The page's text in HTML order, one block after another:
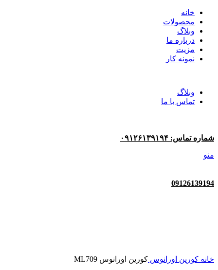
خانه
محصولات
وبلاگ
درباره ما
مزیت
نمونه کار
وبلاگ
تماس با ما
شماره تماس: ۰۹۱۲۶۱۳۹۱۹۴
منو
09126139194
خانه کورین اورانوس کورین اورانوس ML709